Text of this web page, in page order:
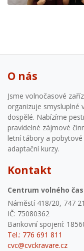
O nás
Jsme volnočasové
organizuje smysluplné
dospělé. Nabízíme
pravidelné zájmové
letní tábory a
adaptační kurzy.
Kontakt
Centrum volného
Náměstí 418/20, 747
IČ: 75080362
Bankovní spojení:
Tel.: 776 691 811
cvc@cvckravare.cz